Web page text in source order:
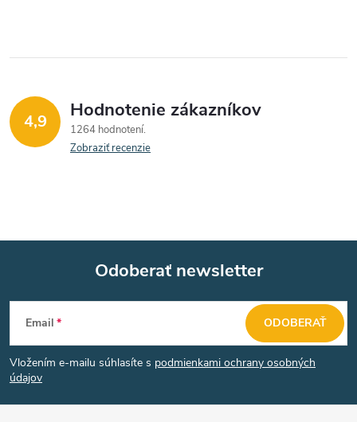
l
d
a
e
r
v
k
y
4,9 Hodnotenie zákazníkov
1264 hodnotení
Zobraziť recenzie
Z
á
p
Odoberať newsletter
Email
Vložením e-mailu súhlasíte s podmienkami ochrany osobných
údajov
ODOBERAŤ